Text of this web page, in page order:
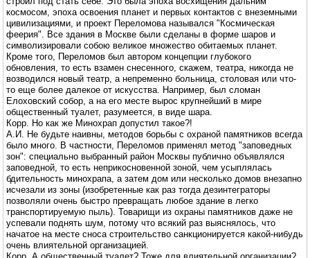
космосом, эпоха освоения планет и первых контактов с внеземными
цивилизациями, и проект Переломова назывался "Космическая
феерия". Все здания в Москве были сделаны в форме шаров и
символизировали собою великое множество обитаемых планет.
Кроме того, Переломов был автором концепции глубокого
обновления, то есть взамен снесенного, скажем, театра, никогда не
возводился новый театр, а непременно больница, столовая или что-
то еще более далекое от искусства. Например, был сломан
Елоховский собор, а на его месте вырос крупнейший в мире
общественный туалет, разумеется, в виде шара.
Корр. Но как же Минохрап допустил такое?!
А.И. Не будьте наивны, методов борьбы с охраной памятников всегда
было много. В частности, Переломов применял метод "заповедных
зон": специально выбранный район Москвы публично объявлялся
заповедной, то есть неприкосновенной зоной, чем усыплялась
бдительность минохрапа, а затем дом или несколько домов внезапно
исчезали из зоны (изобретенные как раз тогда дезинтеграторы
позволяли очень быстро превращать любое здание в легко
транспортируемую пыль). Товарищи из охраны памятников даже не
успевали поднять шум, потому что всякий раз выяснялось, что
начатое на месте сноса строительство санкционируется какой-нибудь
очень влиятельной организацией.